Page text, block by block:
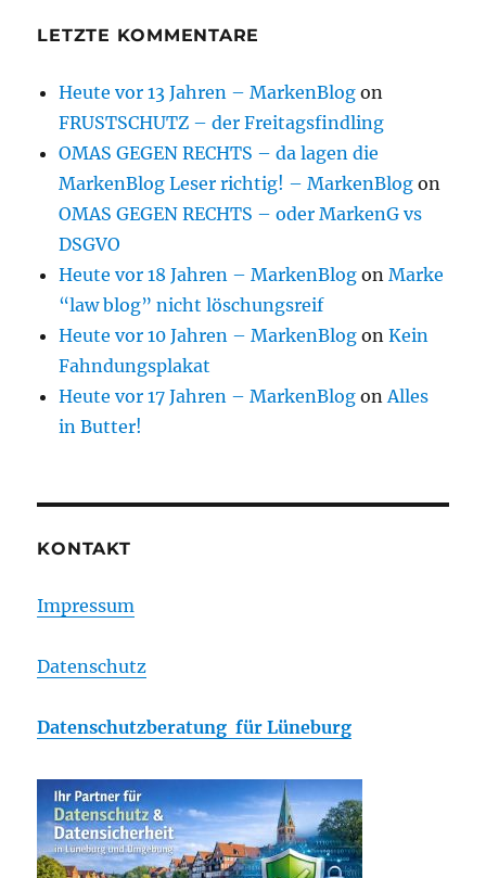
LETZTE KOMMENTARE
Heute vor 13 Jahren – MarkenBlog on
FRUSTSCHUTZ – der Freitagsfindling
OMAS GEGEN RECHTS – da lagen die
MarkenBlog Leser richtig! – MarkenBlog on
OMAS GEGEN RECHTS – oder MarkenG vs
DSGVO
Heute vor 18 Jahren – MarkenBlog onMarke
“law blog” nicht löschungsreif
Heute vor 10 Jahren – MarkenBlog onKein
Fahndungsplakat
Heute vor 17 Jahren – MarkenBlog onAlles
in Butter!
KONTAKT
Impressum
Datenschutz
Datenschutzberatung für Lüneburg